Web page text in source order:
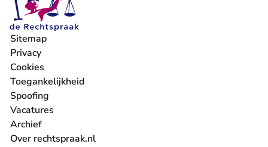
Sitemap
Privacy
Cookies
Toegankelijkheid
Spoofing
Vacatures
- U verlaat Rechtspraak.nl
Archief
Over rechtspraak.nl